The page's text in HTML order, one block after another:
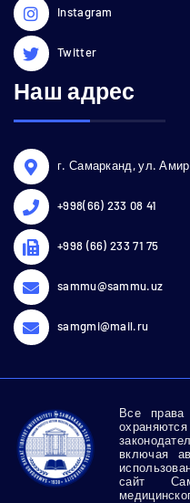
Instagram
Twitter
Наш адрес
г. Самарканд, ул.
+998(66) 233 08 41
+998 (66) 233 71 75
sammu@sammu.uz
samgmi@mail.ru
Все
включая
сайт